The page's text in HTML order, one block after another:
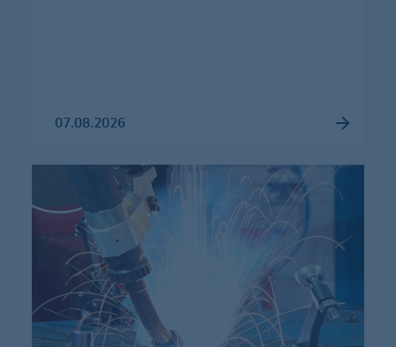
07.08.2026